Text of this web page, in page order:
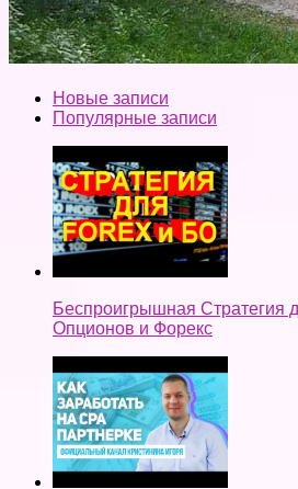
Новые записи
Популярные записи
Беспроигрышная Стратегия
Опционов и Форекс